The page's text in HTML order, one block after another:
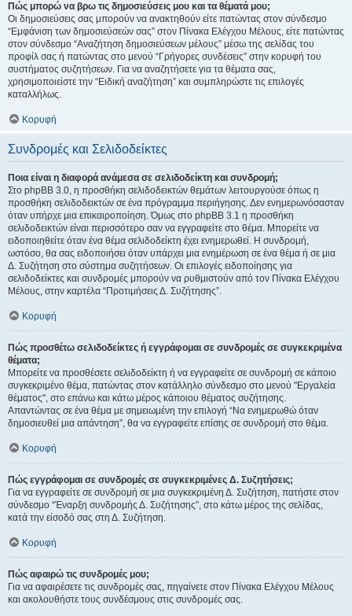
Πώς μπορώ να βρω τις δημοσιεύσεις μου και τα θέματά μου;
Οι δημοσιεύσεις σας μπορούν να ανακτηθούν είτε πατώντας στον σύνδεσμο
“Εμφάνιση των δημοσιεύσεών σας” στον Πίνακα Ελέγχου Μέλους, είτε πατώντας
στον σύνδεσμο “Αναζήτηση δημοσιεύσεων μέλους” μέσω της σελίδας του
προφίλ σας ή πατώντας στο μενού “Γρήγορες συνδέσεις” στην κορυφή του
συστήματος συζητήσεων. Για να αναζητήσετε για τα θέματα σας,
χρησιμοποιείστε την “Ειδική αναζήτηση” και συμπληρώστε τις επιλογές
καταλλήλως.
Κορυφή
Συνδρομές και Σελιδοδείκτες
Ποια είναι η διαφορά ανάμεσα σε σελιδοδείκτη και συνδρομή;
Στο phpBB 3.0, η προσθήκη σελιδοδεικτών θεμάτων λειτουργούσε όπως η
προσθήκη σελιδοδεικτών σε ένα πρόγραμμα περιήγησης. Δεν ενημερωνόσασταν
όταν υπήρχε μια επικαιροποίηση. Όμως στο phpBB 3.1 η προσθήκη
σελιδοδεικτών είναι περισσότερο σαν να εγγραφείτε στο θέμα. Μπορείτε να
ειδοποιηθείτε όταν ένα θέμα σελιδοδείκτη έχει ενημερωθεί. Η συνδρομή,
ωστόσο, θα σας ειδοποιήσει όταν υπάρχει μια ενημέρωση σε ένα θέμα ή σε μια
Δ. Συζήτηση στο σύστημα συζητήσεων. Οι επιλογές ειδοποίησης για
σελιδοδείκτες και συνδρομές μπορούν να ρυθμιστούν από τον Πίνακα Ελέγχου
Μέλους, στην καρτέλα “Προτιμήσεις Δ. Συζήτησης”.
Κορυφή
Πώς προσθέτω σελιδοδείκτες ή εγγράφομαι σε συνδρομές σε συγκεκριμένα
θέματα;
Μπορείτε να προσθέσετε σελιδοδείκτη ή να εγγραφείτε σε συνδρομή σε κάποιο
συγκεκριμένο θέμα, πατώντας στον κατάλληλο σύνδεσμο στο μενού "Εργαλεία
θέματος", στο επάνω και κάτω μέρος κάποιου θέματος συζήτησης.
Απαντώντας σε ένα θέμα με σημειωμένη την επιλογή “Να ενημερωθώ όταν
δημοσιευθεί μια απάντηση”, θα να εγγραφείτε επίσης σε συνδρομή στο θέμα.
Κορυφή
Πώς εγγράφομαι σε συνδρομές σε συγκεκριμένες Δ. Συζητήσεις;
Για να εγγραφείτε σε συνδρομή σε μια συγκεκριμένη Δ. Συζήτηση, πατήστε στον
σύνδεσμο “Έναρξη συνδρομής Δ. Συζήτησης”, στο κάτω μέρος της σελίδας,
κατά την είσοδό σας στη Δ. Συζήτηση.
Κορυφή
Πώς αφαιρώ τις συνδρομές μου;
Για να αφαιρέσετε τις συνδρομές σας, πηγαίνετε στον Πίνακα Ελέγχου Μέλους
και ακολουθήστε τους συνδέσμους στις συνδρομές σας.